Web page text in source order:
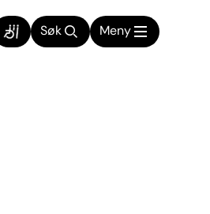
Søk Meny